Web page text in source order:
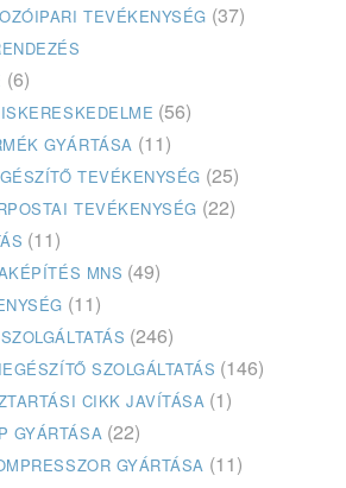
TEVÉKENYSÉG (37)
(6)
(56)
GYÁRTÁSA (11)
TEVÉKENYSÉG (25)
TEVÉKENYSÉG (22)
(11)
MNS (49)
(11)
(246)
SZOLGÁLTATÁS (146)
CIKK JAVÍTÁSA (1)
GYÁRTÁSA (22)
GYÁRTÁSA (11)